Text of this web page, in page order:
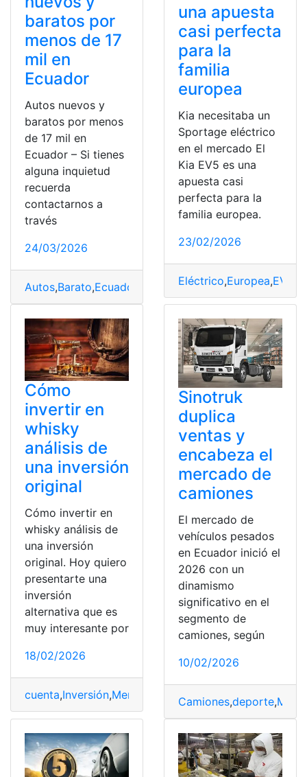
baratos por
menos de 17
mil en
Ecuador
Autos nuevos y
baratos por menos
de 17 mil en
Ecuador – Si tienes
alguna inquietud
recuerda
contactarnos a
través
24/03/2026
Autos,Barato,Ecuador Mercado,Vehículos
una apuesta
casi perfecta
para la
familia
europea
Kia necesitaba un
Sportage eléctrico
en el mercado El
Kia EV5 es una
apuesta casi
perfecta para la
familia europea.
23/02/2026
Eléctrico,Europea,EV5
Cómo
invertir en
whisky
análisis de
una inversión
original
Cómo invertir en
whisky análisis de
una inversión
original. Hoy quiero
presentarte una
inversión
alternativa que es
muy interesante por
18/02/2026
cuenta,Inversión,Mercado Plataforma Rentabilidad
Sinotruk
duplica
ventas y
encabeza el
mercado de
camiones
El mercado de
vehículos pesados
en Ecuador inició el
2026 con un
dinamismo
significativo en el
segmento de
camiones, según
10/02/2026
Camiones,deporte,